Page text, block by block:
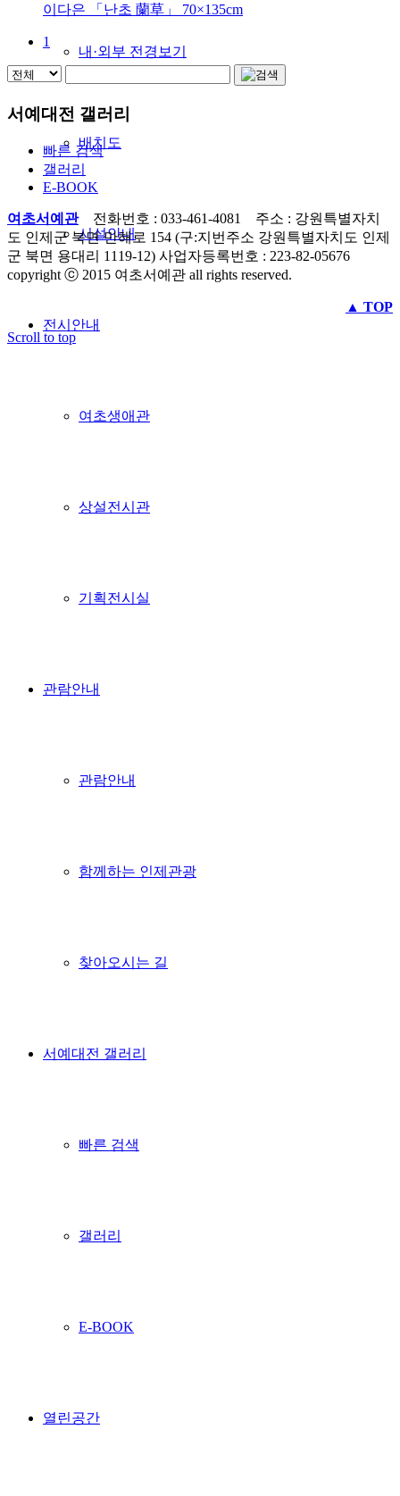
내·외부 전경보기
배치도
시설안내
전시안내
여초생애관
상설전시관
기획전시실
관람안내
관람안내
함께하는 인제관광
찾아오시는 길
서예대전 갤러리
빠른 검색
갤러리
E-BOOK
열린공간
이다은 「난초 蘭草」 70×135cm
1
서예대전 갤러리
빠른 검색
갤러리
E-BOOK
여초서예관전화번호 : 033-461-4081 주소 : 강원특별자치
도 인제군 북면 만해로 154 (구:지번주소 강원특별자치도 인제
군 북면 용대리 1119-12) 사업자등록번호 : 223-82-05676
copyright ⓒ 2015 여초서예관 all rights reserved.
▲ TOP
Scroll to top